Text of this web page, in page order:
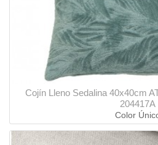
Cojín Lleno Sedalina 40x40cm
204417A
Color